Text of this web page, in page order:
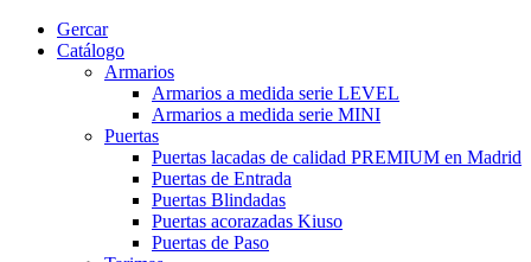
Gercar
Catálogo
Armarios
Armarios a medida serie LEVEL
Armarios a medida serie MINI
Puertas
Puertas lacadas de calidad PREMIUM en Madrid
Puertas de Entrada
Puertas Blindadas
Puertas acorazadas Kiuso
Puertas de Paso